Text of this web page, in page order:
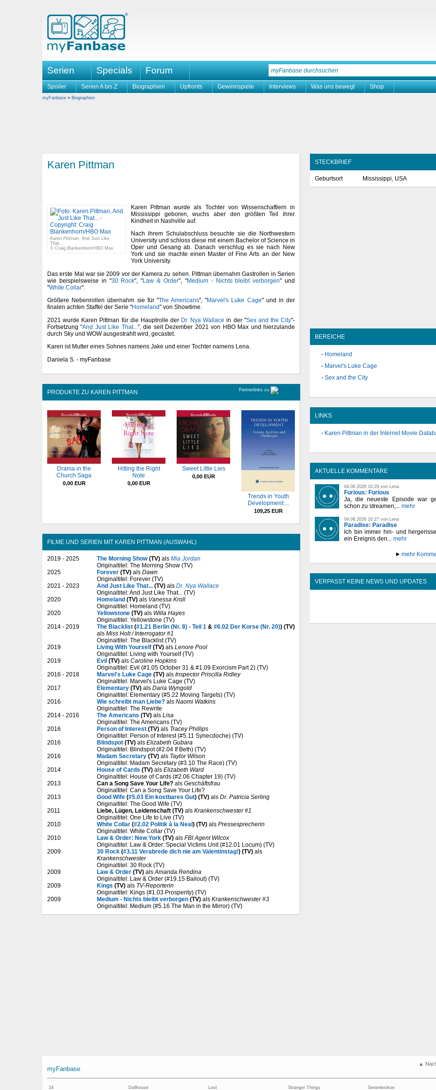
Serien Specials Forum
Spoiler Serien A bis Z Biographien Upfronts Gewinnspiele Interviews Was uns bewegt Shop
myFanbase » Biographien
Karen Pittman
Karen Pittman, And Just Like
That...
© Craig Blankenhorn/HBO Max
Karen Pittman wurde als Tochter von Wissenschaftlern in
Mississippi geboren, wuchs aber den größten Teil ihrer
Kindheit in Nashville auf.
Nach ihrem Schulabschluss besuchte sie die Northwestern
University und schloss diese mit einem Bachelor of Science in
Oper und Gesang ab. Danach verschlug es sie nach New
York und sie machte einen Master of Fine Arts an der New
York University.
Das erste Mal war sie 2009 vor der Kamera zu sehen. Pittman übernahm Gastrollen in Serien
wie beispielsweise in "30 Rock", "Law & Order", "Medium - Nichts bleibt verborgen" und
"White Collar".
Größere Nebenrollen übernahm sie für "The Americans", "Marvel's Luke Cage" und in der
finalen achten Staffel der Serie "Homeland" von Showtime.
2021 wurde Karen Pittman für die Hauptrolle der Dr. Nya Wallace in der "Sex and the City"-
Fortsetzung "And Just Like That...", die seit Dezember 2021 von HBO Max und hierzulande
durch Sky und WOW ausgestrahlt wird, gecastet.
Karen ist Mutter eines Sohnes namens Jake und einer Tochter namens Lena.
Daniela S. - myFanbase
Partnerlinks zu
PRODUKTE ZU KAREN PITTMAN
Drama in the
Church Saga
0,00 EUR
Hitting the Right
Note
0,00 EUR
Sweet Little Lies
0,00 EUR
Trends in Youth
Development:...
109,25 EUR
FILME UND SERIEN MIT KAREN PITTMAN (AUSWAHL)
2019 - 2025 The Morning Show(TV) als Mia Jordan
Originaltitel: The Morning Show (TV)
2025
Forever (TV) als Dawn
Originaltitel: Forever (TV)
2021 - 2023
And Just Like That... (TV) als Dr. Nya Wallace
Originaltitel: And Just Like That... (TV)
2020
Homeland (TV) als Vanessa Kroll
Originaltitel: Homeland (TV)
2020
Yellowstone (TV) als Willa Hayes
Originaltitel: Yellowstone (TV)
2014 - 2019
The Blacklist (#1.21 Berlin (Nr. 8) - Teil 1 & #6.02 Der Korse (Nr. 20)) (TV)
als Miss Holt / Interrogator #1
Originaltitel: The Blacklist (TV)
2019
Living With Yourself (TV) als Lenore Pool
Originaltitel: Living with Yourself (TV)
2019
Evil (TV) als Caroline Hopkins
Originaltitel: Evil (#1.05 October 31 & #1.09 Exorcism Part 2) (TV)
2016 - 2018
Marvel's Luke Cage (TV) als Inspector Priscilla Ridley
Originaltitel: Marvel's Luke Cage (TV)
2017
Elementary (TV) als Daria Wyngold
Originaltitel: Elementary (#5.22 Moving Targets) (TV)
2016
Wie schreibt man Liebe? als Naomi Watkins
Originaltitel: The Rewrite
2014 - 2016
The Americans (TV) als Lisa
Originaltitel: The Americans (TV)
2016
Person of Interest (TV) als Tracey Phillips
Originaltitel: Person of Interest (#5.11 Synecdoche) (TV)
2016
Blindspot (TV) als Elizabeth Gubara
Originaltitel: Blindspot (#2.04 If Beth) (TV)
2016
Madam Secretary (TV) als Taylor Wilson
Originaltitel: Madam Secretary (#3.10 The Race) (TV)
2014
House of Cards (TV) als Elizabeth Ward
Originaltitel: House of Cards (#2.06 Chapter 19) (TV)
2013
Can a Song Save Your Life? als Geschäftsfrau
Originaltitel: Can a Song Save Your Life?
2013
Good Wife (#5.03 Ein kostbares Gut) (TV) als Dr. Patricia Serling
Originaltitel: The Good Wife (TV)
2011
Liebe, Lügen, Leidenschaft (TV) als Krankenschwester #1
Originaltitel: One Life to Live (TV)
2010
White Collar (#2.02 Politik à la Neal) (TV) als Pressesprecherin
Originaltitel: White Collar (TV)
2010
Law & Order: New York (TV) als FBI Agent Wilcox
Originaltitel: Law & Order: Special Victims Unit (#12.01 Locum) (TV)
2009
30 Rock (#3.11 Verabrede dich nie am Valentinstag!) (TV) als
Krankenschwester
Originaltitel: 30 Rock (TV)
2009
Law & Order (TV) als Amanda Rendina
Originaltitel: Law & Order (#19.15 Bailout) (TV)
2009
Kings (TV) als TV-Reporterin
Originaltitel: Kings (#1.03 Prosperity) (TV)
2009
Medium - Nichts bleibt verborgen (TV) als Krankenschwester #3
Originaltitel: Medium (#5.16 The Man in the Mirror) (TV)
STECKBRIEF
Geburtsort Mississippi, USA
BEREICHE
Homeland
Marvel's Luke Cage
Sex and the City
LINKS
Karen Pittman in der Internet Movie
AKTUELLE KOMMENTARE
04.08.2026 10:29 von Lena
Furious: Furious
Ja, die neueste Episode war
schon zu streamen,... mehr
04.08.2026 10:27 von Lena
Paradise: Paradise
Ich bin immer hin- und
ein Ereignis den... mehr
mehr
VERPASST KEINE NEWS UND UPDATES
▲
myFanbase
24
Dollhouse
Lost
Stranger Things
Serienlexikon